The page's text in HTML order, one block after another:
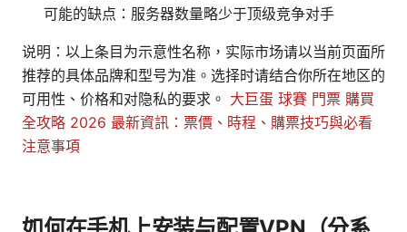
可能的缺点：服务器数量略少于顶级竞争对手
说明：以上条目为示意性名称，实际市场请以当前页面所
推荐的具体品牌和型号为准。选择时请结合你所在地区的
可用性、价格和对隐私的要求。 大巨蛋 球賽 門票 購買
全攻略 2026 最新資訊：票價、時程、購票技巧與必看
注意事項